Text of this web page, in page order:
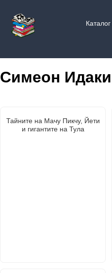
Симеон
Тайните на Мачу Пикчу, Йети
и гигантите на Тула